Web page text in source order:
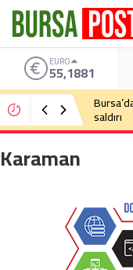
EURO
55,1881
saldırı
Karaman